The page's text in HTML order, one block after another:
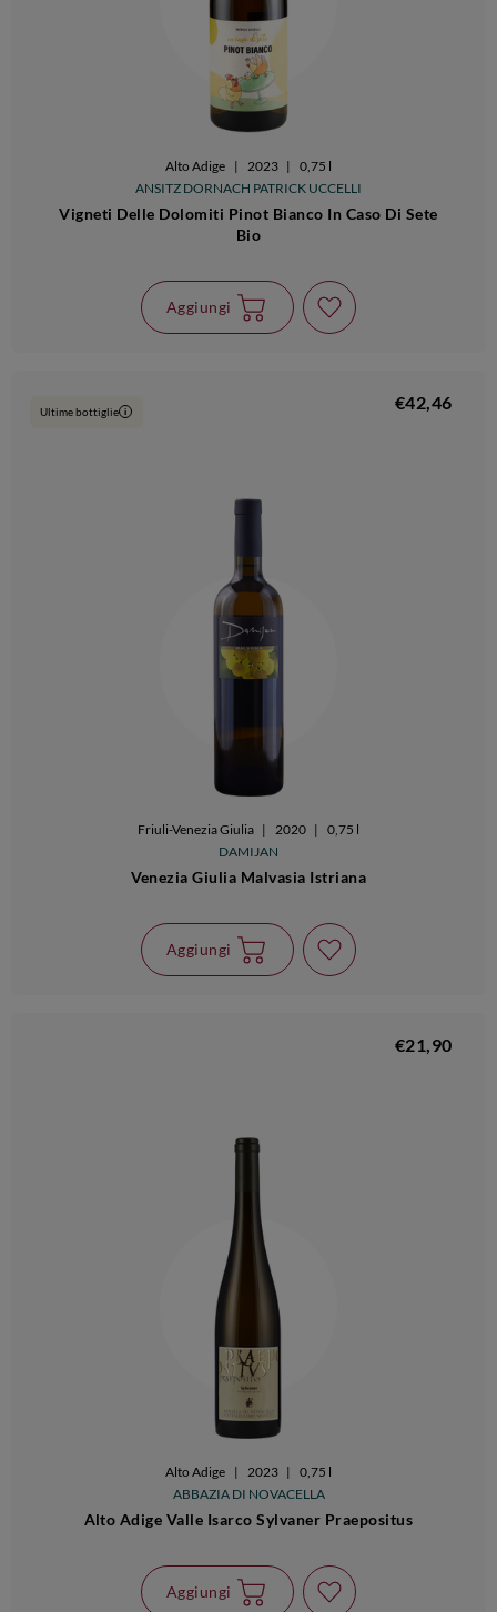
Alto Adige | 2023 | 0,75 l
ANSITZ DORNACH PATRICK UCCELLI
Vigneti Delle Dolomiti Pinot Bianco In Caso Di Sete
Bio
Aggiungi
Ultime bottiglie i €42,46
Friuli-Venezia Giulia | 2020 |
0,75 l
DAMIJAN
Venezia Giulia Malvasia Istriana
Aggiungi
€21,90
Alto Adige | 2023 | 0,75 l
ABBAZIA DI NOVACELLA
Alto Adige Valle Isarco Sylvaner Praepositus
Aggiungi